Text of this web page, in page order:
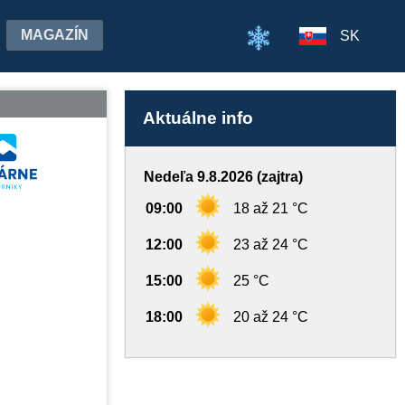
MAGAZÍN SK
Aktuálne info
Nedeľa 9.8.2026 (zajtra)
09:00 18 až 21 °C
12:00 23 až 24 °C
15:00 25 °C
18:00 20 až 24 °C